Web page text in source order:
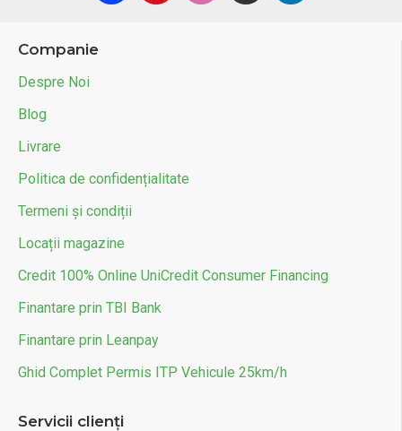
Companie
Despre Noi
Blog
Livrare
Politica de confidențialitate
Termeni și condiții
Locații magazine
Credit 100% Online UniCredit Consumer Financing
Finantare prin TBI Bank
Finantare prin Leanpay
Ghid Complet Permis ITP Vehicule 25km/h
Servicii clienți